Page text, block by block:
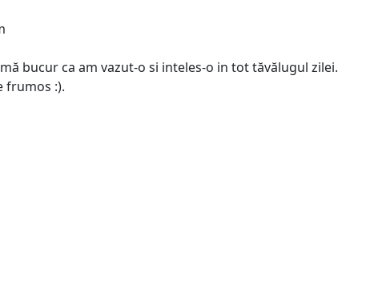
bucur ca am vazut-o si inteles-o in tot tăvălugul zilei.
frumos :).